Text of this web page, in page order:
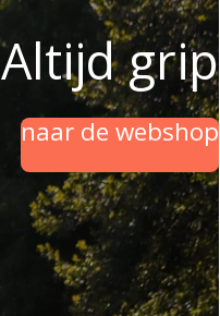
Altijd grip
naar de webshop